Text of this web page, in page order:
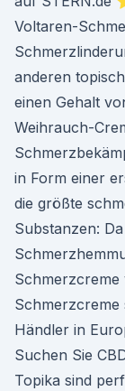
Voltaren-
anderen
einen Gehalt
Weihrauch-
in Form einer
die größte
Substanzen:
Schmerzcreme
Schmerzcreme
Händler in
Suchen Sie
Topika sind